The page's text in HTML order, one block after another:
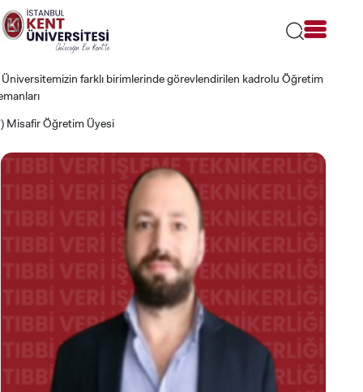
Lütfen
dikkat:
Bu
sitesi
sistemi
Üniversitemizin farklı birimlerinde görevlendirilen kadrolu Öğretim
Misafir Öğretim Üyesi